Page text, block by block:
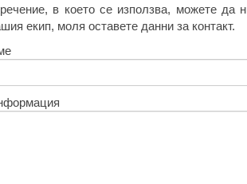
в което се използва, можете да
екип, моля оставете данни за контакт.